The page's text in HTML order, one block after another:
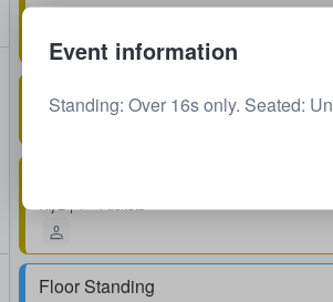
Upper 403
RijQ 2 tickets
Upper 407
Floor Standing
Event information
Standing: Over 16s only. Seated: